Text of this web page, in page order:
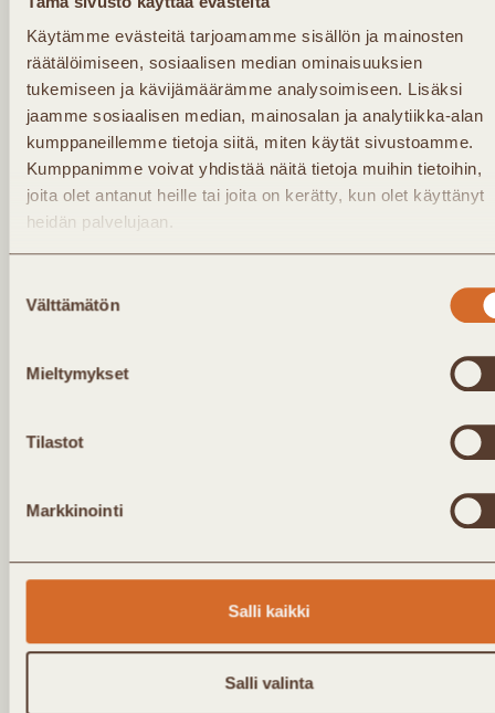
Käytämme evästeitä tarjoamamme sisällön ja mainosten
räätälöimiseen, sosiaalisen median ominaisuuksien
tukemiseen ja kävijämäärämme analysoimiseen. Lisäksi
jaamme sosiaalisen median, mainosalan ja analytiikka-alan
kumppaneillemme tietoja siitä, miten käytät sivustoamme.
Kumppanimme voivat yhdistää näitä tietoja muihin tietoihin,
joita olet antanut heille tai joita on kerätty, kun olet käyttänyt
heidän palvelujaan.
valinta
Välttämätön
Mieltymykset
Tilastot
Markkinointi
Salli kaikki
Salli valinta
ajankohta ei sinulle kävisikään. Lähetämme
kaikille ilmoittautuneille webinaarista
tallenteen, joka on myöhemmin katsottavissa.
Tilaa
uutiskirjeemme
Kaukolämpö Ry:n uutiskirje lähetetään noin 4
yhdistyksen uutisista ja tapahtumista. Jäsenet
jäsenkirjeen, jossa ajankohtaista infoa